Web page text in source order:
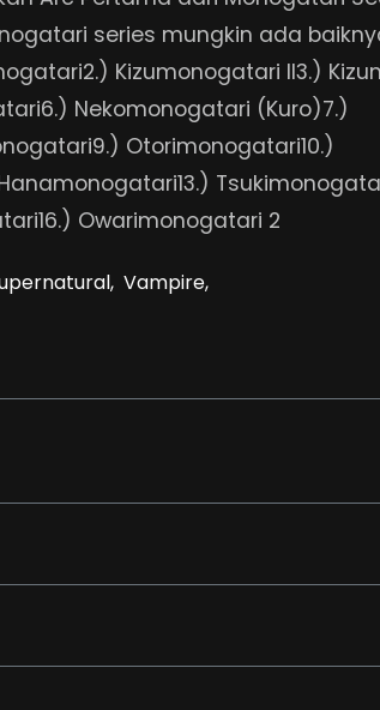
series mungkin ada
Kizumonogatari II3.)
Nekomonogatari (Kuro)7.)
Otorimonogatari10.)
Owarimonogatari 2
Vampire,